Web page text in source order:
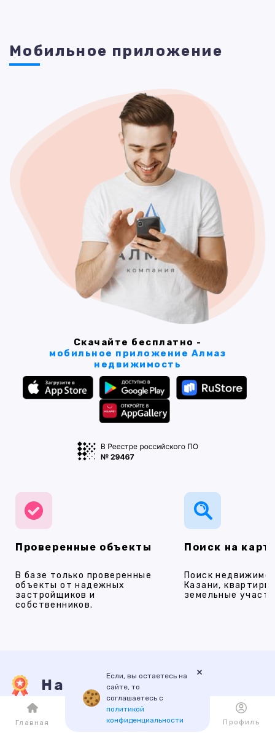
Мобильное приложение
Скачайте бесплатно -
мобильное приложение Алмаз
недвижимость
Проверенные объекты
В базе только проверенные
объекты от надежных
застройщиков и
собственников.
Поиск на
Поиск
Казани,
земельные
Наши услуги
ПРОДАЖА НОВОСТРОЙКИ ИПОТЕКА
Если, вы остаетесь на
сайте, то
соглашаетесь с
политикой
конфиденциальности
×
Главная Каталог Избранное Профиль